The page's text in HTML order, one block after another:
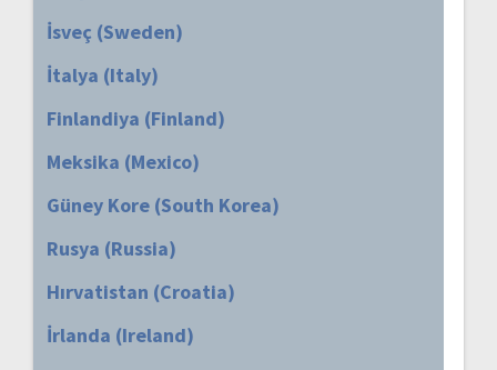
İsveç (Sweden)
İtalya (Italy)
Finlandiya (Finland)
Meksika (Mexico)
Güney Kore (South Korea)
Rusya (Russia)
Hırvatistan (Croatia)
İrlanda (Ireland)